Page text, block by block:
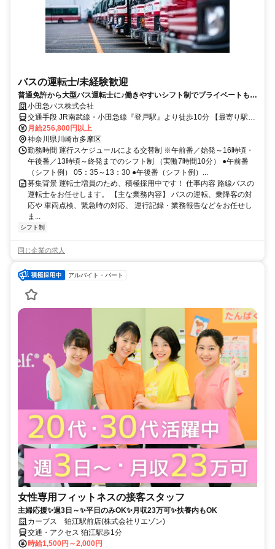
バスの運転士/未経験歓迎
普通免許から大型バス運転士に♪働きやすいシフト制でプライベートもば
っちり★
小田急バス株式会社
交通手段 JR南武線・小田急線『登戸駅』より徒歩10分 【最寄り駅】
・ＪＲ南武線「登戸駅」 ・小田急小田原線「登戸駅」
月給256,800円以上
神奈川県川崎市多摩区
勤務時間 運行スケジュールによる交替制 ※午前番／始発～16時頃・
午後番／13時頃～終発までのシフト制 （実働7時間10分） ●午前番
（シフト例） 05：35～13：30 ●午後番（シフト例）...
募集背景 運転士増員のため、積極採用中です！ 仕事内容 路線バスの
運転士をお任せします。 【主な業務内容】 バスの運転、乗降客の対
応や 車両点検、緊急時の対応、 運行記録・業務報告などをお任せし
ま...
シフト制
同じ企業の求人
アルバイト・パート
女性専用フィットネスの接客スタッフ
主婦応援✨週3日～✨平日のみOK✨月収23万可✨扶養内もOK
カーブス 狛江駅前店(株式会社リエゾン)
交通・アクセス 狛江駅歩1分
時給1,500円～2,000円